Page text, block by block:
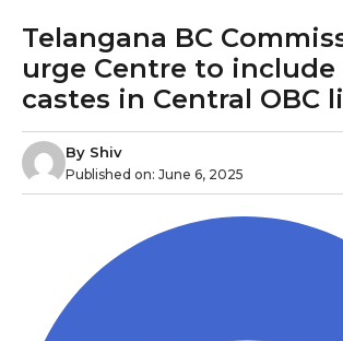
Telangana BC
urge Centre to include
castes in Central OBC
By Shiv
Published on: June 6, 2025